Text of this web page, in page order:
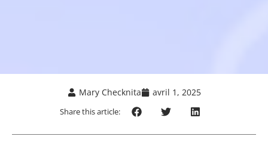
Mary Checknita avril 1, 2025
Share this article: